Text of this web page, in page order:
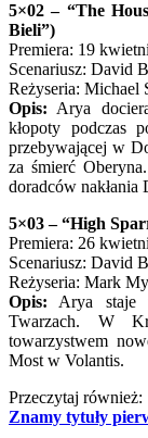
5×02 – “The
Bieli”)
Premiera: 19
Scenariusz: David
Reżyseria: Michael
Opis: Arya
kłopoty podczas
przebywającej w
za śmierć
doradców nakłania
5×03 – “High
Premiera: 26
Scenariusz: David
Reżyseria: Mark
Opis: Arya staje
Twarzach. W
towarzystwem
Most w Volantis.
Przeczytaj również:
Znamy tytuły